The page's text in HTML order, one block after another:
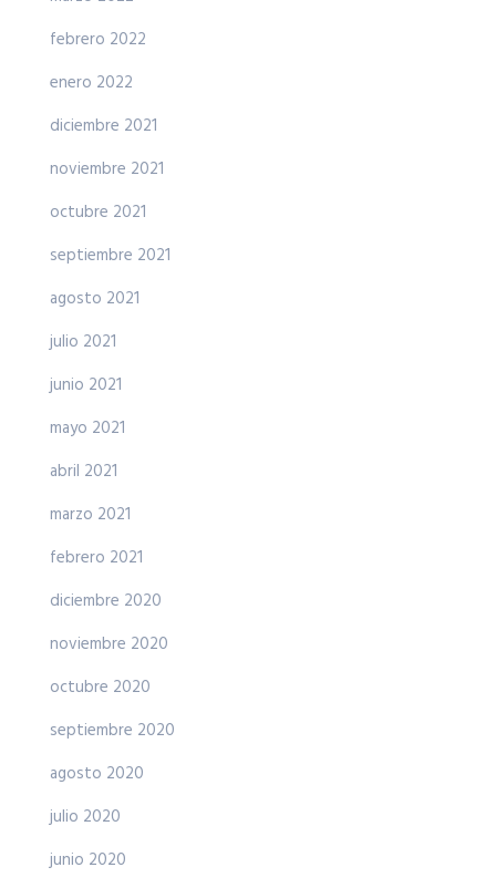
febrero 2022
enero 2022
diciembre 2021
noviembre 2021
octubre 2021
septiembre 2021
agosto 2021
julio 2021
junio 2021
mayo 2021
abril 2021
marzo 2021
febrero 2021
diciembre 2020
noviembre 2020
octubre 2020
septiembre 2020
agosto 2020
julio 2020
junio 2020